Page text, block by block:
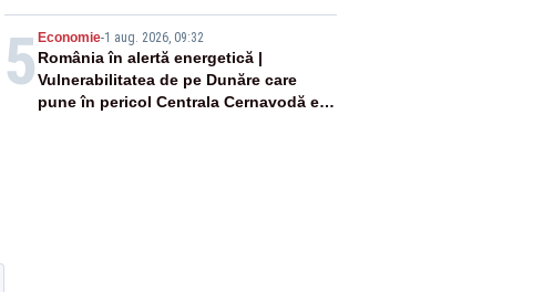
40°C
5 Economie-1 aug. 2026, 09:32
România în alertă energetică |
Vulnerabilitatea de pe Dunăre care
pune în pericol Centrala Cernavodă era